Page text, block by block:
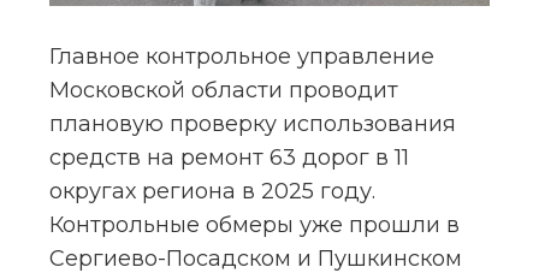
Главное контрольное управление
Московской области проводит
плановую проверку использования
средств на ремонт 63 дорог в 11
округах региона в 2025 году.
Контрольные обмеры уже прошли в
Сергиево-Посадском и Пушкинском